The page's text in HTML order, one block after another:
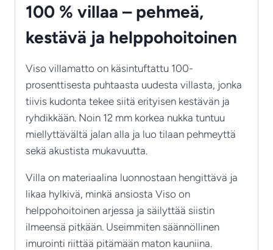
100 % villaa – pehmeä,
kestävä ja helppohoitoinen
Viso villamatto on käsintuftattu 100-
prosenttisesta puhtaasta uudesta villasta, jonka
tiivis kudonta tekee siitä erityisen kestävän ja
ryhdikkään. Noin 12 mm korkea nukka tuntuu
miellyttävältä jalan alla ja luo tilaan pehmeyttä
sekä akustista mukavuutta.
Villa on materiaalina luonnostaan hengittävä ja
likaa hylkivä, minkä ansiosta Viso on
helppohoitoinen arjessa ja säilyttää siistin
ilmeensä pitkään. Useimmiten säännöllinen
imurointi riittää pitämään maton kauniina.